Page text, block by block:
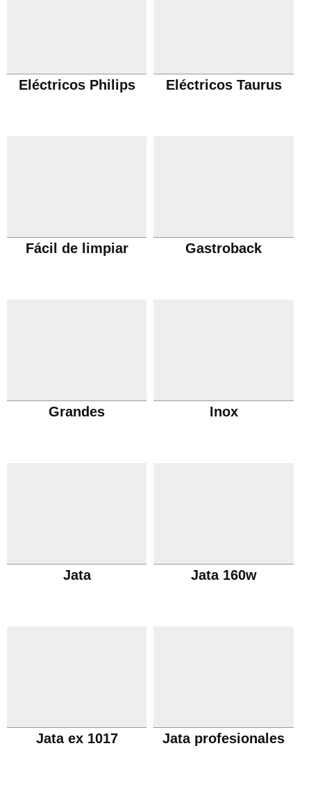
Eléctricos Philips Eléctricos Taurus
Fácil de limpiar Gastroback
Grandes Inox
Jata Jata 160w
Jata ex 1017 Jata profesionales